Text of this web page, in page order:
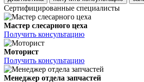
Сертифицированные специалисты
Мастер слесарного цеха
Получить консультацию
Моторист
Получить консультацию
Менеджер отдела запчастей